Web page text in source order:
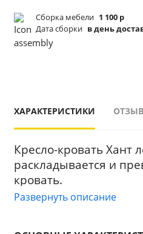
Сборка мебели 1 100 р
Дата сборки в день
ХАРАКТЕРИСТИКИ
Кресло-кровать Хант
раскладывается и
Механизм
Развернуть описание